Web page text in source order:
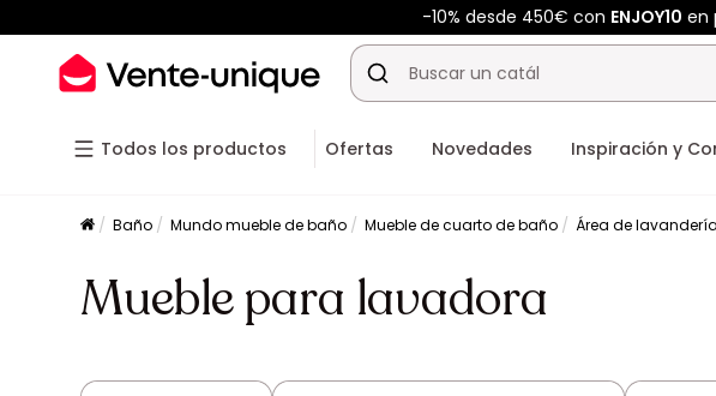
-10% desde 450€ con ENJOY10 en
Todos los productos Ofertas Novedades Inspiración y
Baño Mundo mueble de baño Mueble de cuarto de baño Área de lavandería
Mueble para lavadora